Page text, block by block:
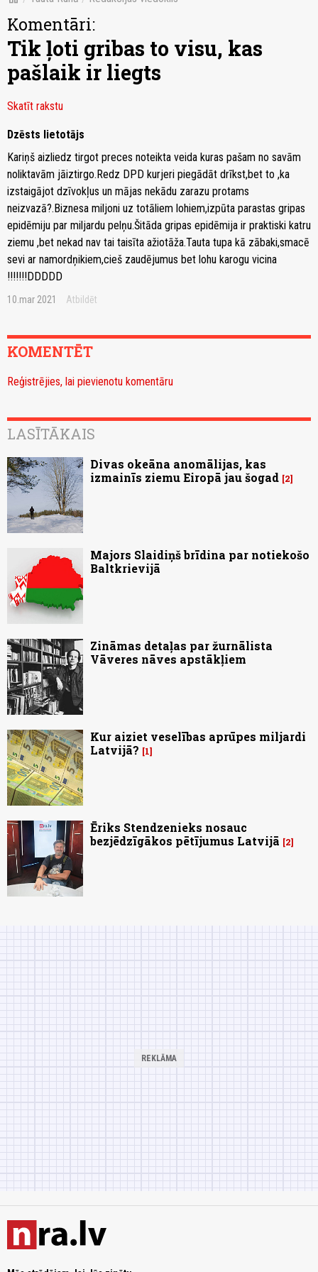
Komentāri:
Tik ļoti gribas to visu, kas
pašlaik ir liegts
Skatīt rakstu
Dzēsts lietotājs
Kariņš aizliedz tirgot preces noteikta veida kuras pašam no savām
noliktavām jāiztirgo.Redz DPD kurjeri piegādāt drīkst,bet to ,ka
izstaigājot dzīvokļus un mājas nekādu zarazu protams
neizvazā?.Biznesa miljoni uz totāliem lohiem,izpūta parastas gripas
epidēmiju par miljardu pelņu.Šitāda gripas epidēmija ir praktiski katru
ziemu ,bet nekad nav tai taisīta ažiotāža.Tauta tupa kā zābaki,smacē
sevi ar namordņikiem,cieš zaudējumus bet lohu karogu vicina
!!!!!!!DDDDD
10.mar 2021 Atbildēt
KOMENTĒT
Reģistrējies, lai pievienotu komentāru
LASĪTĀKAIS
Divas okeāna anomālijas, kas
izmainīs ziemu Eiropā jau šogad 2
Majors Slaidiņš brīdina par notiekošo
Baltkrievijā
Zināmas detaļas par žurnālista
Vāveres nāves apstākļiem
Kur aiziet veselības aprūpes miljardi
Latvijā?
1
Ēriks Stendzenieks nosauc
bezjēdzīgākos pētījumus Latvijā
2